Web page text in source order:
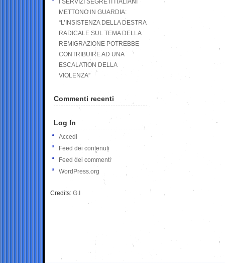
I SERVIZI SEGRETI ITALIANI
METTONO IN GUARDIA:
“L’INSISTENZA DELLA DESTRA
RADICALE SUL TEMA DELLA
REMIGRAZIONE POTREBBE
CONTRIBUIRE AD UNA
ESCALATION DELLA
VIOLENZA”
Commenti recenti
Log In
Accedi
Feed dei contenuti
Feed dei commenti
WordPress.org
Credits: G.I